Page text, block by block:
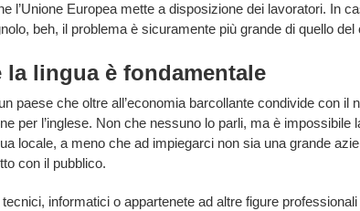
l’Unione Europea mette a disposizione dei lavoratori. In
beh, il problema è sicuramente più grande di quello del
la lingua è fondamentale
paese che oltre all’economia barcollante condivide con il
per l’inglese. Non che nessuno lo parli, ma è impossibile
locale, a meno che ad impiegarci non sia una grande
con il pubblico.
informatici o appartenete ad altre figure